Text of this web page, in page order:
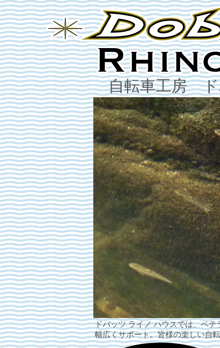
自転車工房 ド
ドバッツ ライノ ハウスでは、ベ
幅広くサポート。皆様の楽しい自